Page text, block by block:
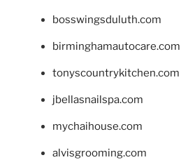
bosswingsduluth.com
birminghamautocare.com
tonyscountrykitchen.com
jbellasnailspa.com
mychaihouse.com
alvisgrooming.com